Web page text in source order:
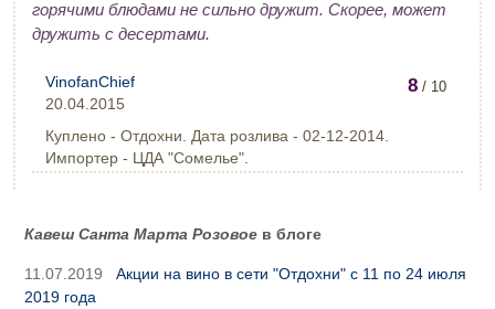
горячими блюдами не сильно дружит. Скорее, может
дружить с десертами.
8 / 10
VinofanChief
20.04.2015
Куплено - Отдохни. Дата розлива - 02-12-2014.
Импортер - ЦДА "Сомелье".
Кавеш Санта Марта Розовое в блоге
11.07.2019
Акции на вино в сети "Отдохни" с 11 по 24 июля
2019 года